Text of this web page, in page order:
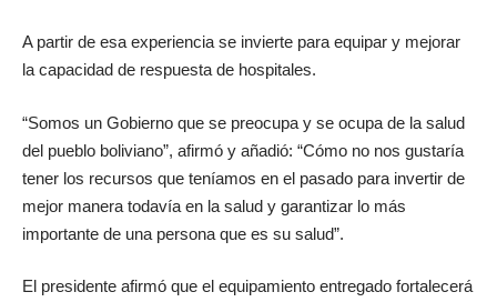
A partir de esa experiencia se invierte para equipar y mejorar
la capacidad de respuesta de hospitales.
“Somos un Gobierno que se preocupa y se ocupa de la salud
del pueblo boliviano”, afirmó y añadió: “Cómo no nos gustaría
tener los recursos que teníamos en el pasado para invertir de
mejor manera todavía en la salud y garantizar lo más
importante de una persona que es su salud”.
El presidente afirmó que el equipamiento entregado fortalecerá